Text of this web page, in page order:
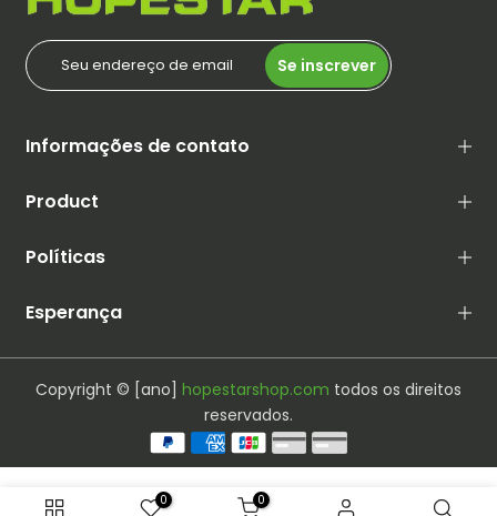
Se inscrever
Informações de contato
Product
Políticas
Esperança
Copyright © [ano] hopestarshop.com todos os direitos
reservados.
0 0